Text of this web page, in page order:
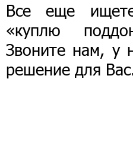
Все еще
«куплю
Звоните нам, у
решение для